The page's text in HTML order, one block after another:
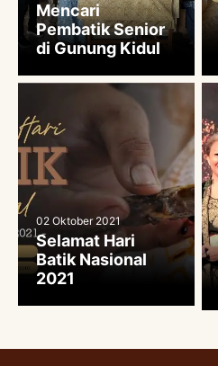
Mencari
Pembatik Senior
di Gunung Kidul
02 Oktober 2021
Selamat Hari
Batik Nasional
2021